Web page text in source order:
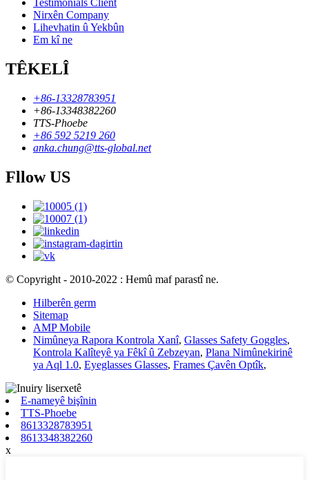
Testimonials Client
Nirxên Company
Lihevhatin û Yekbûn
Em kî ne
TÊKELÎ
+86-13328783951
+86-13348382260
TTS-Phoebe
+86 592 5219 260
anka.chung@tts-global.net
Fllow US
© Copyright - 2010-2022 : Hemû maf parastî ne.
Hilberên germ
Sitemap
AMP Mobile
Nimûneya Rapora Kontrola Xanî, Glasses Safety Goggles,
Kontrola Kalîteyê ya Fêkî û Zebzeyan, Plana Nimûnekirinê
ya Aql 1.0, Eyeglasses Glasses, Frames Çavên Optîk,
E-nameyê bişînin
TTS-Phoebe
8613328783951
8613348382260
x